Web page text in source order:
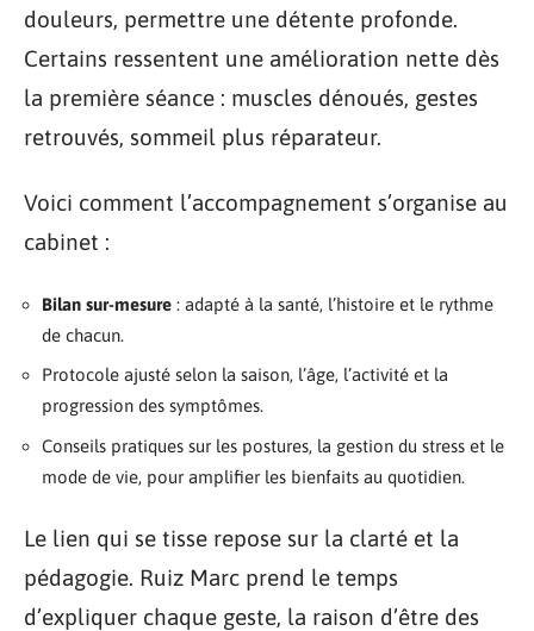
douleurs, permettre une détente profonde.
Certains ressentent une amélioration nette dès
la première séance : muscles dénoués, gestes
retrouvés, sommeil plus réparateur.
Voici comment l’accompagnement s’organise au
cabinet :
Bilan sur-mesure : adapté à la santé, l’histoire et le rythme
de chacun.
Protocole ajusté selon la saison, l’âge, l’activité et la
progression des symptômes.
Conseils pratiques sur les postures, la gestion du stress et le
mode de vie, pour amplifier les bienfaits au quotidien.
Le lien qui se tisse repose sur la clarté et la
pédagogie. Ruiz Marc prend le temps
d’expliquer chaque geste, la raison d’être des